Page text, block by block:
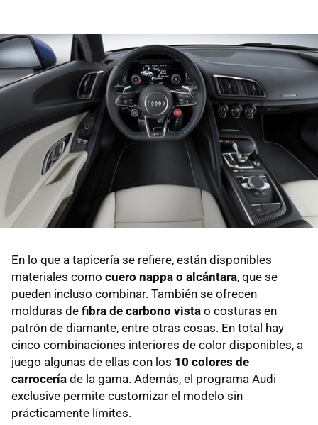
En lo que a tapicería se refiere, están disponibles
materiales como cuero nappa o alcántara, que se
pueden incluso combinar. También se ofrecen
molduras de fibra de carbono vista o costuras en
patrón de diamante, entre otras cosas. En total hay
cinco combinaciones interiores de color disponibles, a
juego algunas de ellas con los 10 colores de
carrocería de la gama. Además, el programa Audi
exclusive permite customizar el modelo sin
prácticamente límites.